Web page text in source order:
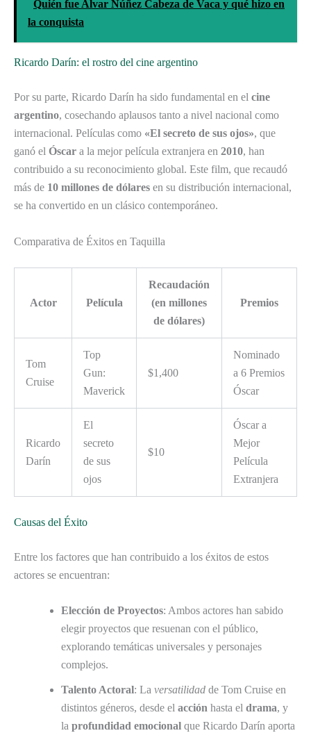
Quién fue Alvar Núñez Cabeza de Vaca y qué hizo en
la conquista
Ricardo Darín: el rostro del cine argentino
Por su parte, Ricardo Darín ha sido fundamental en el cine
argentino, cosechando aplausos tanto a nivel nacional como
internacional. Películas como «El secreto de sus ojos», que
ganó el Óscar a la mejor película extranjera en 2010, han
contribuido a su reconocimiento global. Este film, que recaudó
más de 10 millones de dólares en su distribución internacional,
se ha convertido en un clásico contemporáneo.
Comparativa de Éxitos en Taquilla
Actor Película
Recaudación
(en millones
de dólares)
Premios
Tom
Cruise
Top
Gun:
Maverick
$1,400
Nominado
a 6 Premios
Óscar
Ricardo
Darín
El
secreto
de sus
ojos
$10
Óscar a
Mejor
Película
Extranjera
Causas del Éxito
Entre los factores que han contribuido a los éxitos de estos
actores se encuentran:
Elección de Proyectos: Ambos actores han sabido
elegir proyectos que resuenan con el público,
explorando temáticas universales y personajes
complejos.
Talento Actoral: La versatilidad de Tom Cruise en
distintos géneros, desde el acción hasta el drama, y
la profundidad emocional que Ricardo Darín aporta